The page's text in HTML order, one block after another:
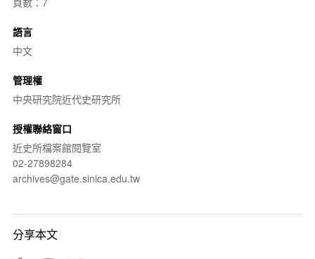
語言
中文
管理權
中央研究院近代史研究所
授權聯絡窗口
近史所檔案館閱覽室
02-27898284
archives@gate.sinica.edu.tw
分享本文